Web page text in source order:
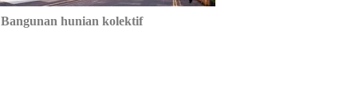
Bangunan hunian kolektif